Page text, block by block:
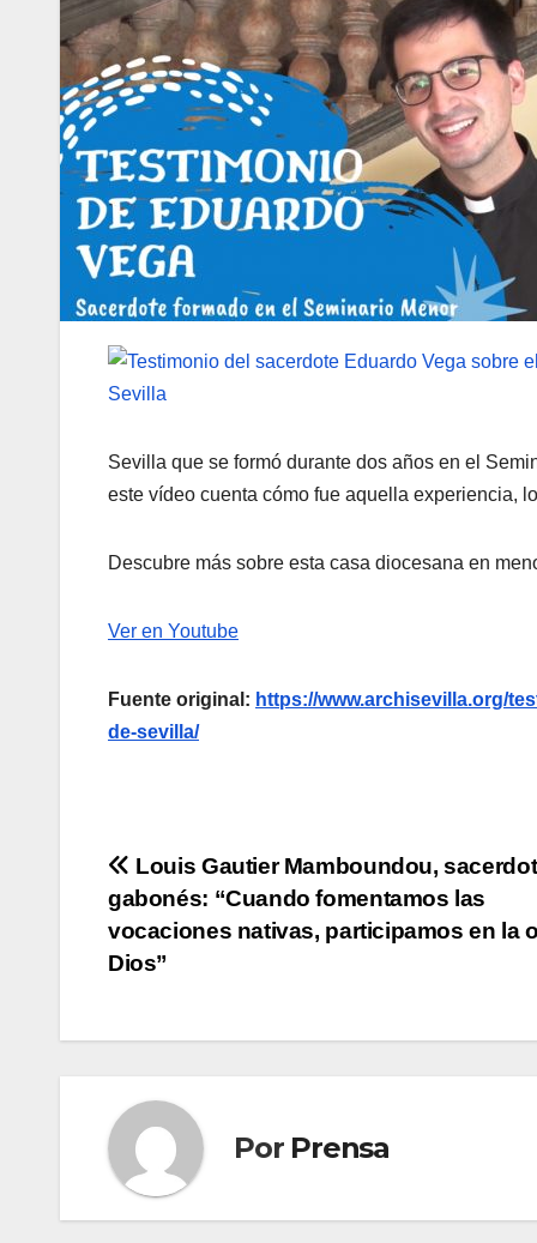
Sevilla que se formó durante dos años en el
este vídeo cuenta cómo fue aquella experiencia,
Descubre más sobre esta casa diocesana en
Ver en Youtube
Fuente original: https://www.archisevilla.org/
de-sevilla/
Navegación
de
entradas
Louis Gautier Mamboundou,
gabonés: “Cuando fomentamos las
vocaciones nativas, participamos en la
Dios”
Por Prensa